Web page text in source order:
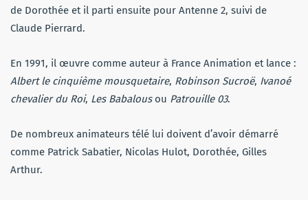
de Dorothée et il parti ensuite pour Antenne 2, suivi de
Claude Pierrard.
En 1991, il œuvre comme auteur à France Animation et lance :
Albert le cinquième mousquetaire, Robinson Sucroë, Ivanoé
chevalier du Roi, Les Babalousou Patrouille 03.
De nombreux animateurs télé lui doivent d’avoir démarré
comme Patrick Sabatier, Nicolas Hulot, Dorothée, Gilles
Arthur.